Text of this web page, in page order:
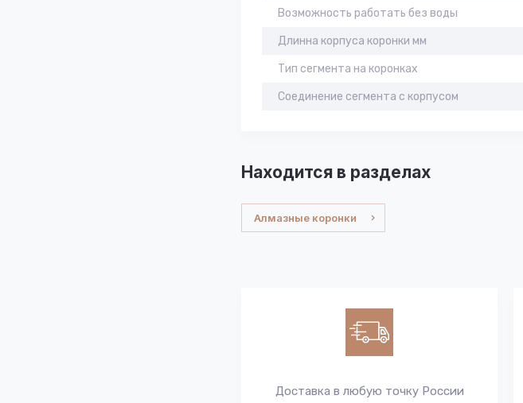
Возможность работать без воды
Длинна корпуса коронки мм
Тип сегмента на коронках
Соединение сегмента с корпусом
Находится в разделах
Алмазные коронки
Доставка в любую точку России